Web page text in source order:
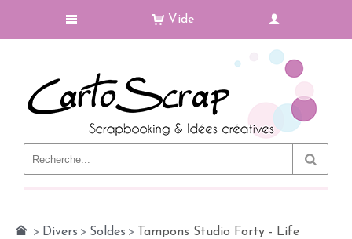
Vide
> Divers > Soldes >
Tampons Studio Forty - Life